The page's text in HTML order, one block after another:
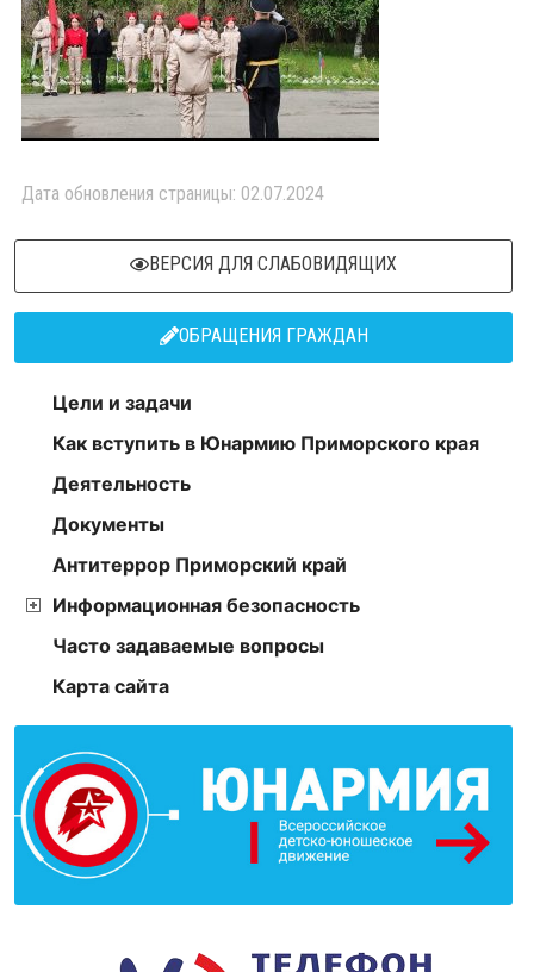
Дата обновления страницы: 02.07.2024
ВЕРСИЯ ДЛЯ СЛАБОВИДЯЩИХ
ОБРАЩЕНИЯ ГРАЖДАН
Цели и задачи
Как вступить в Юнармию Приморского края
Деятельность
Документы
Антитеррор Приморский край
Информационная безопасность
Часто задаваемые вопросы
Карта сайта